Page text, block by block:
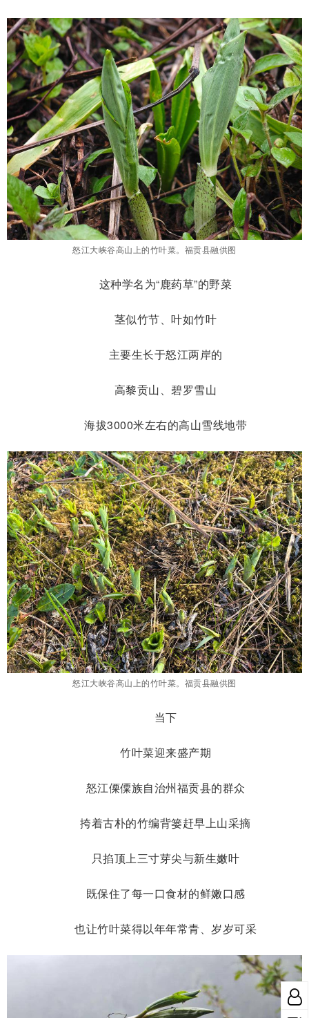
怒江大峡谷高山上的竹叶菜。福贡县融供图
这种学名为“鹿药草”的野菜
茎似竹节、叶如竹叶
主要生长于怒江两岸的
高黎贡山、碧罗雪山
海拔3000米左右的高山雪线地带
怒江大峡谷高山上的竹叶菜。福贡县融供图
当下
竹叶菜迎来盛产期
怒江傈僳族自治州福贡县的群众
挎着古朴的竹编背篓赶早上山采摘
只掐顶上三寸芽尖与新生嫩叶
既保住了每一口食材的鲜嫩口感
也让竹叶菜得以年年常青、岁岁可采